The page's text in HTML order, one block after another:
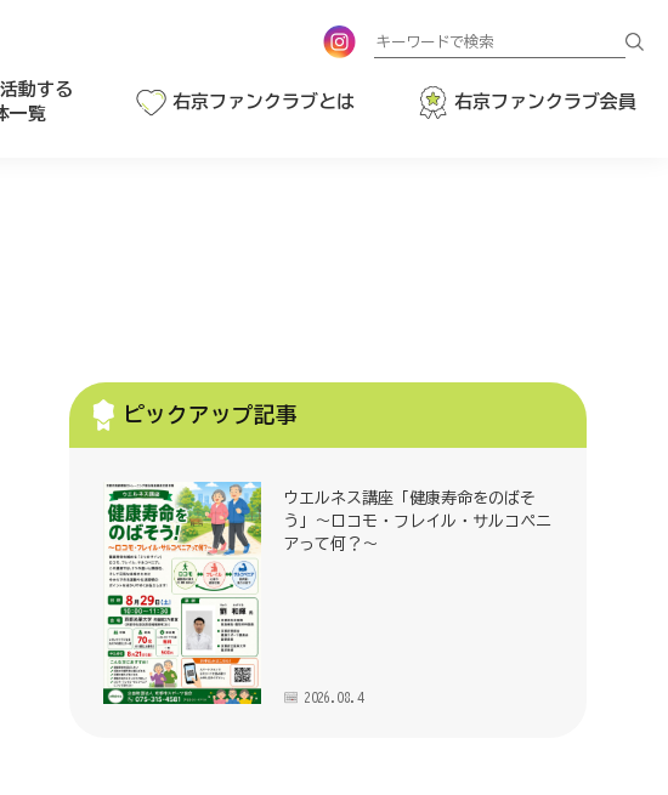
動する
一覧
右京ファンクラブとは 右京ファンクラブ会員
ピックアップ記事
ウエルネス講座「健康寿命をのばそ
う」～ロコモ・フレイル・サルコペニ
アって何？～
2026.08.4